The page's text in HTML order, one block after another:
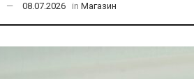
08.07.2026 in Магазин